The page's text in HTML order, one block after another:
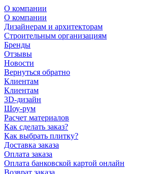
О компании
О компании
Дизайнерам и архитекторам
Строительным организациям
Бренды
Отзывы
Новости
Вернуться обратно
Клиентам
Клиентам
3D-дизайн
Шоу-рум
Расчет материалов
Как сделать заказ?
Как выбрать плитку?
Доставка заказа
Оплата заказа
Оплата банковской картой онлайн
Возврат заказа